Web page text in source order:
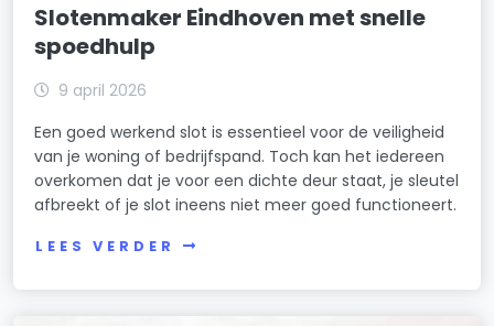
Slotenmaker Eindhoven met snelle
spoedhulp
9 april 2026
Een goed werkend slot is essentieel voor de veiligheid
van je woning of bedrijfspand. Toch kan het iedereen
overkomen dat je voor een dichte deur staat, je sleutel
afbreekt of je slot ineens niet meer goed functioneert.
LEES VERDER